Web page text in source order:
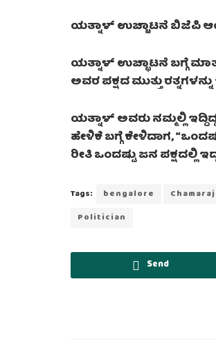
ಯತ್ನಾಳ್ ಉಚ್ಚಾಟನೆ ಬಿಜೆಪಿ
ಯತ್ನಾಳ್ ಉಚ್ಛಾಟನೆ ಬಗ್ಗೆ
ಅವರ ಪಕ್ಷದ ಮುತ್ತು
ಯತ್ನಾಳ್ ಅವರು ನಮ್ಮಲ್ಲಿ
ಹೇಳಿಕೆ ಬಗ್ಗೆ ಕೇಳಿದಾಗ,
ರೀತಿ ಒಂದಷ್ಟು ಜನ ಪಕ್ಷದಲ್ಲಿ
Tags: bengalore
Politician
Send